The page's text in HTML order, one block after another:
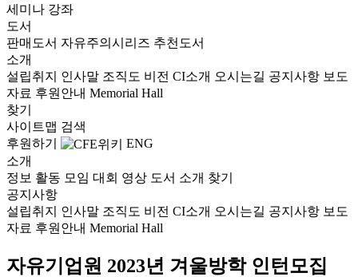
세미나 강좌
도서
판매도서 자유주의시리즈 추천도서
소개
설립취지 인사말 조직도 비전 CI소개 오시는길 공지사항 보도
자료 후원안내 Memorial Hall
찾기
사이트맵 검색
후원하기
ENG
소개
정보 활동 모임 대회 영상 도서 소개 찾기
공지사항
설립취지
인사말 조직도 비전 CI소개 오시는길 공지사항 보도
자료 후원안내 Memorial Hall
자유기업원 2023년 겨울방학 인턴모집